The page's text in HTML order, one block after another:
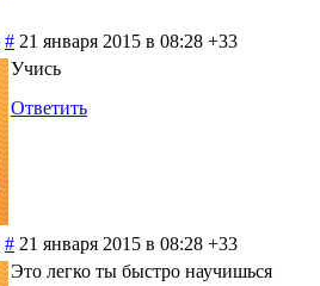
# 21 января 2015 в 08:28 +33
Учись
Ответить
# 21 января 2015 в 08:28 +33
Это легко ты быстро научишься